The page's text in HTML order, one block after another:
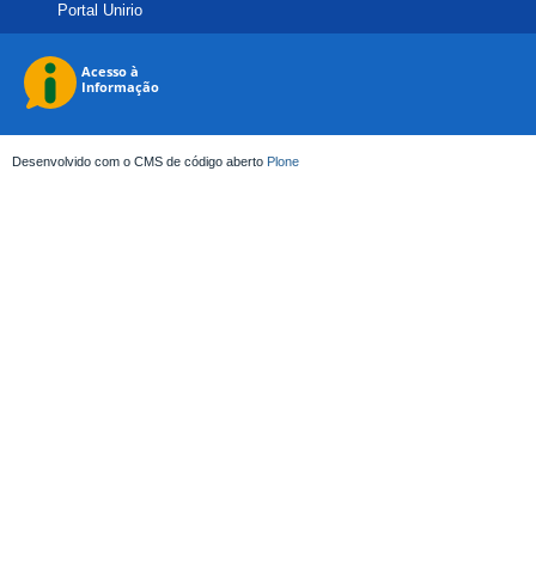
Portal Unirio
Desenvolvido com o CMS de código aberto Plone